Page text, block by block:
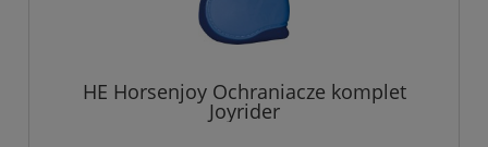
HE Horsenjoy Ochraniacze komplet
Joyrider